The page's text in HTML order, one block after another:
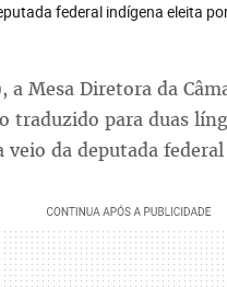
federal indígena eleita
Mesa Diretora da
traduzido para duas
da deputada